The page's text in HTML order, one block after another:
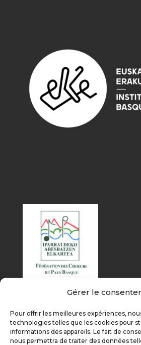
Gérer le
Pour offrir les meilleures expériences,
technologies telles que les cookies pour
informations des appareils. Le fait de
nous permettra de traiter des données